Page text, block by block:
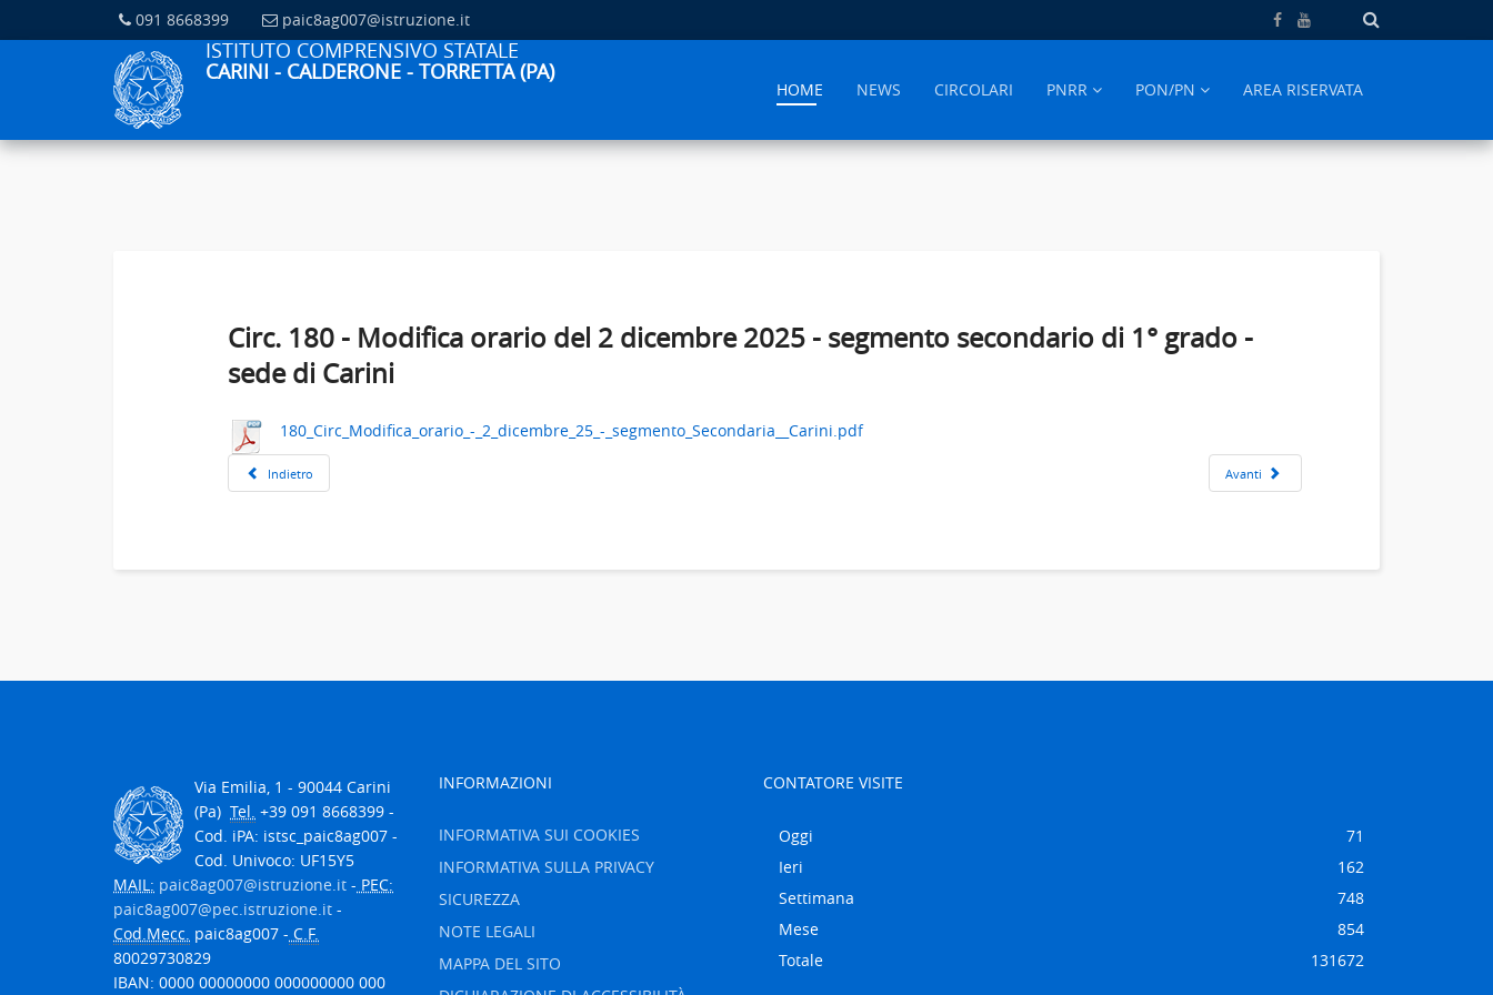
091 8668399 paic8ag007@istruzione.it
ISTITUTO COMPRENSIVO STATALE
CARINI - CALDERONE - TORRETTA (PA)
HOME NEWS CIRCOLARI PNRR PON/PN AREA RISERVATA
Circ. 180 - Modifica orario del 2 dicembre 2025 - segmento secondario di 1° grado -
sede di Carini
180_Circ_Modifica_orario_-_2_dicembre_25_-_segmento_Secondaria__Carini.pdf
Indietro Avanti
Via Emilia, 1 - 90044 Carini
(Pa) Tel. +39 091 8668399 -
Cod. iPA: istsc_paic8ag007 -
Cod. Univoco: UF15Y5
MAIL: paic8ag007@istruzione.it - PEC:
paic8ag007@pec.istruzione.it -
Cod.Mecc. paic8ag007 - C.F.
80029730829
IBAN: 0000 00000000 000000000 000
INFORMAZIONI
INFORMATIVA SUI COOKIES
INFORMATIVA SULLA PRIVACY
SICUREZZA
NOTE LEGALI
MAPPA DEL SITO
CONTATORE VISITE
Oggi
71
Ieri
162
Settimana
748
Mese
854
Totale
131672